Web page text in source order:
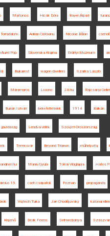
Martonos Hicsik Dóra Bayer Árpád
forradalom Adrian Cioroianu Nicolae Bălan
Aurel Pop Slovenska Krajina Erdélyi Múzeum
Bukarest wagon dwellers Szarka László
Máramaros Losonc 24.hu Rajcsányi
Burián István békefeltételek 1914 Balkán
gazdaság Lendva-vidék Szovjet-Oroszország
Temesvár Beyond Trianon műhelyvita
Maniu Gyula Tolnai Világlapja Hatos
15. cseh csapatok Poznan propaganda
Vojtech Tuka Jan Chodějovský katonai
Kisjenő Deák Ferenc Selmecbánya